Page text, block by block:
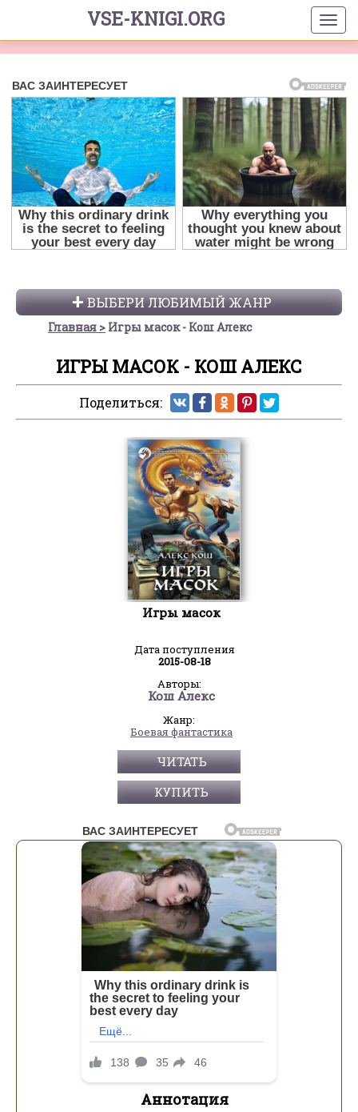
VSE-KNIGI.ORG
ВЫБЕРИ ЛЮБИМЫЙ ЖАНР
Главная Игры масок - Кош Алекс
ИГРЫ МАСОК - КОШ АЛЕКС
Поделиться:
Игры масок
Дата поступления
2015-08-18
Авторы:
Кош Алекс
Жанр:
Боевая фантастика
ЧИТАТЬ
КУПИТЬ
Аннотация